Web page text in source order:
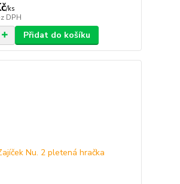
/ks
DPH
Přidat do košíku